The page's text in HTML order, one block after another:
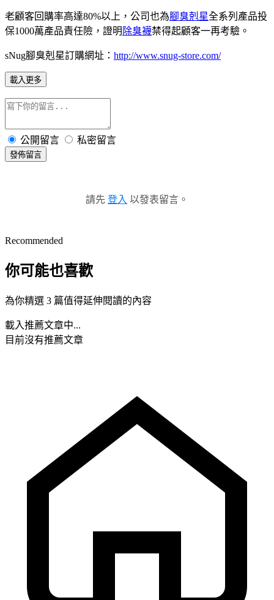
老顧客回購率高達80%以上，公司也為腳臭剋星全系列產品投
保1000萬產品責任險，證明 除臭襪禁得起顧客一再考驗。
sNug腳臭剋星訂購網址： http://www.snug-store.com/
載入更多
公開留言 私密留言
發佈留言
請先 登入 以發表留言。
Recommended
你可能也喜歡
為你精選 3 篇值得延伸閱讀的內容
載入推薦文章中...
目前沒有推薦文章